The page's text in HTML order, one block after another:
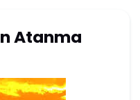
Atanma